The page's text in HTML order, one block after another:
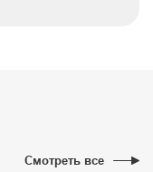
Смотреть все